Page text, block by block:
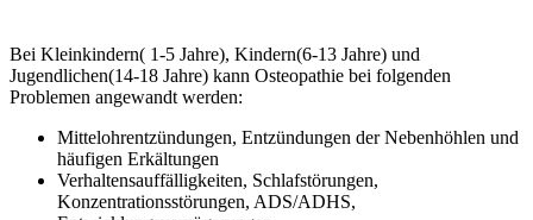
Bei Kleinkindern( 1-5 Jahre), Kindern(6-13 Jahre) und
Jugendlichen(14-18 Jahre) kann Osteopathie bei folgenden
Problemen angewandt werden:
Mittelohrentzündungen, Entzündungen der Nebenhöhlen und
häufigen Erkältungen
Verhaltensauffälligkeiten, Schlafstörungen,
Konzentrationsstörungen, ADS/ADHS,